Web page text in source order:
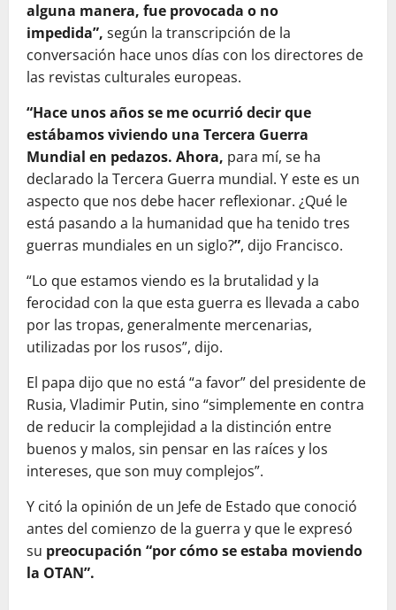
alguna manera, fue provocada o no
impedida”, según la transcripción de la
conversación hace unos días con los directores de
las revistas culturales europeas.
“Hace unos años se me ocurrió decir que
estábamos viviendo una Tercera Guerra
Mundial en pedazos. Ahora, para mí, se ha
declarado la Tercera Guerra mundial. Y este es un
aspecto que nos debe hacer reflexionar. ¿Qué le
está pasando a la humanidad que ha tenido tres
guerras mundiales en un siglo?”, dijo Francisco.
“Lo que estamos viendo es la brutalidad y la
ferocidad con la que esta guerra es llevada a cabo
por las tropas, generalmente mercenarias,
utilizadas por los rusos”, dijo.
El papa dijo que no está “a favor” del presidente de
Rusia, Vladimir Putin, sino “simplemente en contra
de reducir la complejidad a la distinción entre
buenos y malos, sin pensar en las raíces y los
intereses, que son muy complejos”.
Y citó la opinión de un Jefe de Estado que conoció
antes del comienzo de la guerra y que le expresó
su preocupación “por cómo se estaba moviendo
la OTAN”.